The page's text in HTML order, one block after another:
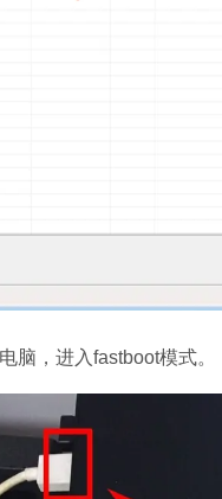
，进入fastboot模式。